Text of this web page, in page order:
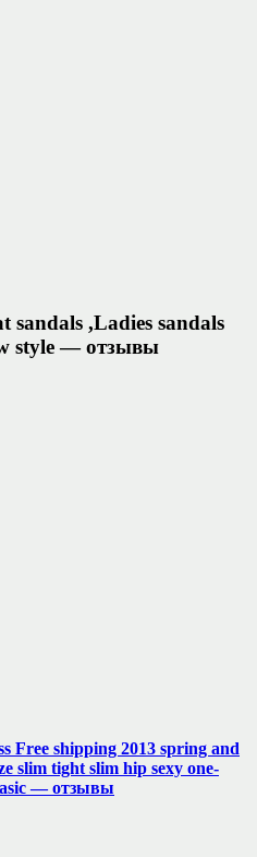
sandals ,Ladies sandals
style — отзывы
Free shipping 2013 spring and
slim tight slim hip sexy one-
— отзывы